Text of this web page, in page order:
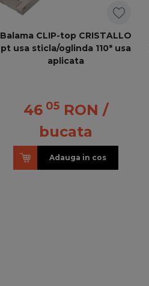
Balama CLIP-top CRISTALLO
pt usa sticla/oglinda 110* usa
aplicata
46 05 RON /
bucata
Adauga in cos